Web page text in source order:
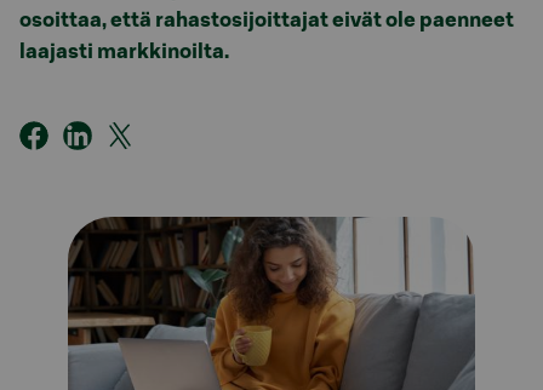
osoittaa, että rahastosijoittajat eivät ole paenneet
laajasti markkinoilta.